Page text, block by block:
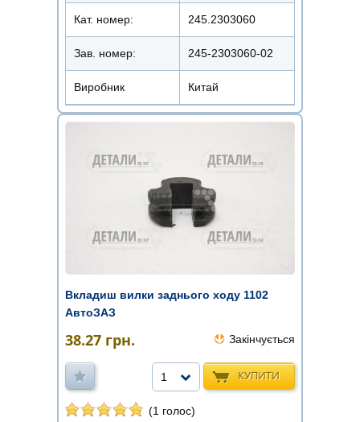
Кат. номер: 245.2303060
Зав. номер: 245-2303060-02
Виробник Китай
Вкладиш вилки заднього ходу 1102
АвтоЗАЗ
38.27 грн. Закінчується
КУПИТИ
1
(1 голос)